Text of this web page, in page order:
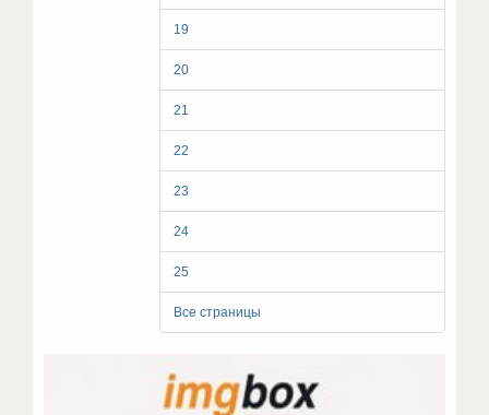
19
20
21
22
23
24
25
Все страницы